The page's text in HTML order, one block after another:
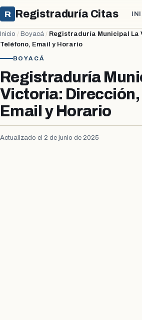
R Registraduría Citas
Inicio / Boyacá / Registraduría Municipal La
Teléfono, Email y Horario
BOYACÁ
Registraduría
Victoria: Dirección,
Email y Horario
Actualizado el 2 de junio de 2025